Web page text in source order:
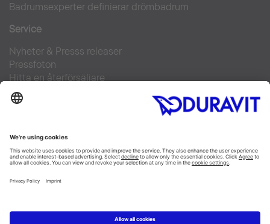
Badrumsexperter definierar drömbadrum
Service
Nyheter & Presss releaser
Pressfoton
Hitta en återförsäljare
FAQs
Facebook
Instagram
Pinterest
Flickr
Copyright © 2026 Duravit AG